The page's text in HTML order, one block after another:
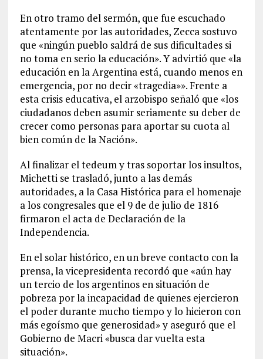
En otro tramo del sermón, que fue escuchado
atentamente por las autoridades, Zecca sostuvo
que «ningún pueblo saldrá de sus dificultades si
no toma en serio la educación». Y advirtió que «la
educación en la Argentina está, cuando menos en
emergencia, por no decir «tragedia»». Frente a
esta crisis educativa, el arzobispo señaló que «los
ciudadanos deben asumir seriamente su deber de
crecer como personas para aportar su cuota al
bien común de la Nación».
Al finalizar el tedeum y tras soportar los insultos,
Michetti se trasladó, junto a las demás
autoridades, a la Casa Histórica para el homenaje
a los congresales que el 9 de de julio de 1816
firmaron el acta de Declaración de la
Independencia.
En el solar histórico, en un breve contacto con la
prensa, la vicepresidenta recordó que «aún hay
un tercio de los argentinos en situación de
pobreza por la incapacidad de quienes ejercieron
el poder durante mucho tiempo y lo hicieron con
más egoísmo que generosidad» y aseguró que el
Gobierno de Macri «busca dar vuelta esta
situación».